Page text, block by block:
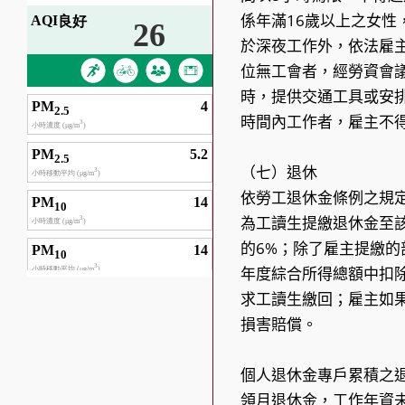
係年滿16歲以上之女性
於深夜工作外，依法雇
位無工會者，經勞資會
時，提供交通工具或安
時間內工作者，雇主不
（七）退休
依勞工退休金條例之規
為工讀生提繳退休金至
的6%；除了雇主提繳
年度綜合所得總額中扣
求工讀生繳回；雇主如
損害賠償。
個人退休金專戶累積之
領月退休金，工作年資